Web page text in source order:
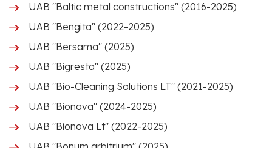
UAB "Baltic metal constructions" (2016-2025)
UAB "Bengita" (2022-2025)
UAB "Bersama" (2025)
UAB "Bigresta" (2025)
UAB "Bio-Cleaning Solutions LT" (2021-2025)
UAB "Bionava" (2024-2025)
UAB "Bionova Lt" (2022-2025)